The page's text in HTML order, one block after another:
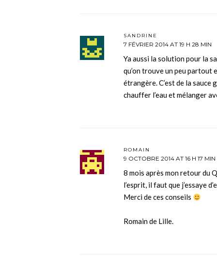
SANDRINE
7 FÉVRIER 2014 AT 19 H 28 MIN
Ya aussi la solution pour la
qu’on trouve un peu partout
étrangère. C’est de la
chauffer l’eau et mélanger
ROMAIN
9 OCTOBRE 2014 AT 16 H 17 MIN
8 mois après mon retour du
l’esprit, il faut que j’essaye
Merci de ces conseils
Romain de Lille.